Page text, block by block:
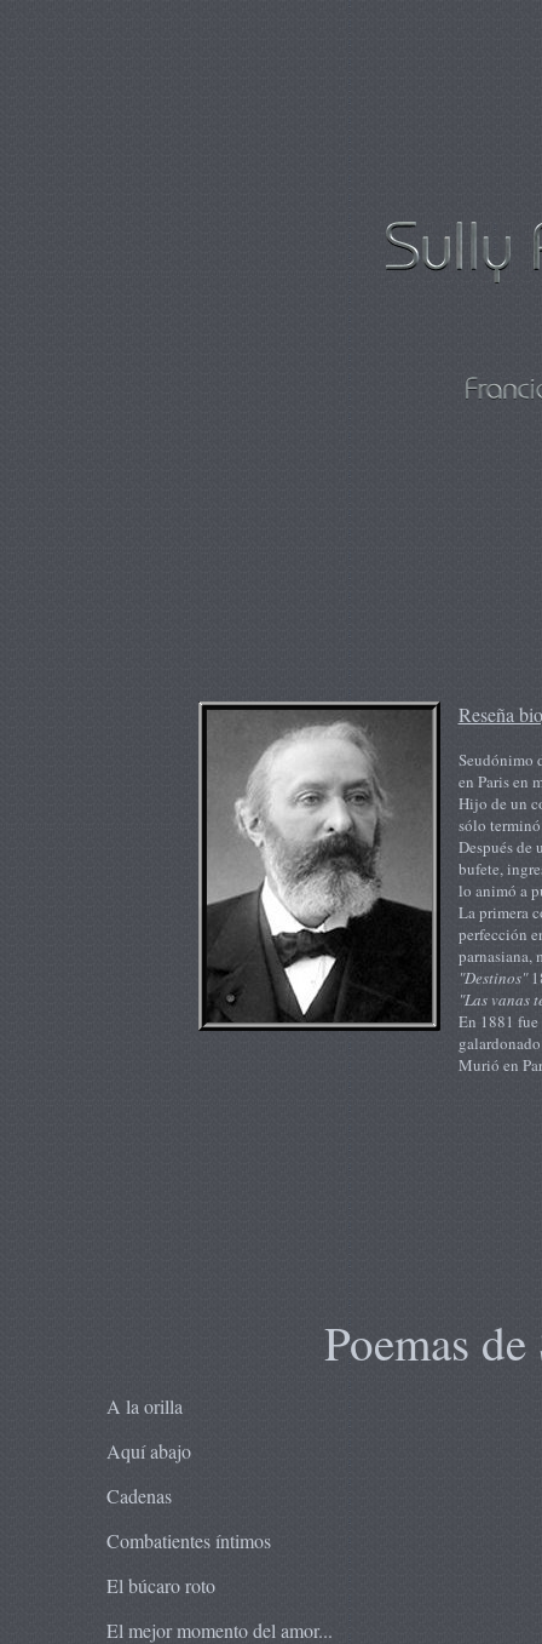
Reseña
Seudónimo
en Paris en
Hijo de un
sólo
Después de
bufete,
lo animó a
La primera
perfección
parnasiana,
"Destinos"
"Las vanas
En 1881
Murió en
Poemas
A la orilla
Aquí abajo
Cadenas
Combatientes íntimos
El búcaro roto
El mejor momento del amor...